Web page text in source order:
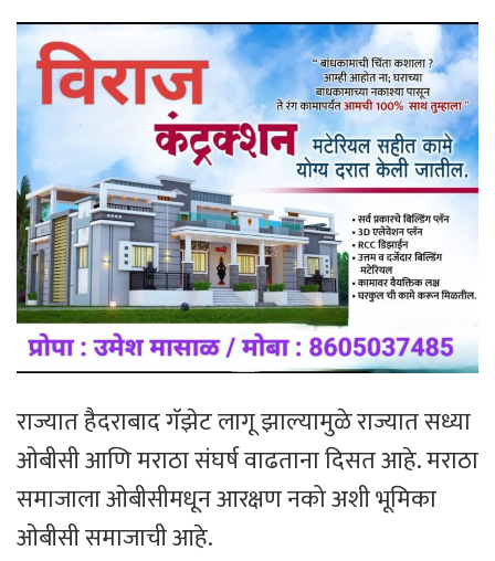
राज्यात हैदराबाद गॅझेट लागू झाल्यामुळे राज्यात सध्या
ओबीसी आणि मराठा संघर्ष वाढताना दिसत आहे. मराठा
समाजाला ओबीसीमधून आरक्षण नको अशी भूमिका
ओबीसी समाजाची आहे.